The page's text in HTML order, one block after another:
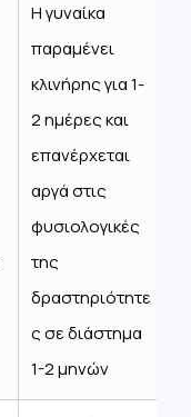
Η γυναίκα
παραμένει
κλινήρης για 1-
2 ημέρες και
επανέρχεται
αργά στις
φυσιολογικές
της
δραστηριότητε
ς σε διάστημα
1-2 μηνών